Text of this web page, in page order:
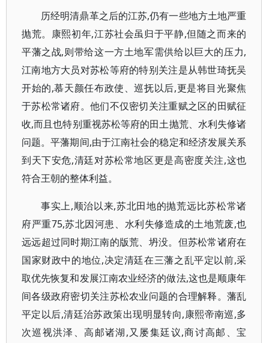
历经明清鼎革之后的江苏,仍有一些地方土地严重
抛荒。康熙初年,江苏社会虽归于平静,但随之而来的
平藩之战,则带给这一方土地军需供给以巨大的压力,
江南地方大员对苏松等府的特别关注是从韩世琦抚吴
开始的,慕天颜任布政使、巡抚以后,更是将目光聚焦
于苏松常诸府。他们不仅密切关注重赋之区的田赋征
收,而且也特别重视苏松等府的田土抛荒、水利失修诸
问题。平藩期间,由于江南社会的稳定和经济发展关系
到天下安危,清廷对苏松常地区更是高密度关注,这也
符合王朝的整体利益。
事实上,顺治以来,苏北田地的抛荒远比苏松常诸
府严重75,苏北因河患、水利失修造成的土地荒废,也
远远超过同时期江南的版荒、坍没。但苏松常诸府在
国家财政中的地位,决定清廷在三藩之乱平定以前,采
取优先恢复和发展江南农业经济的做法,这也是顺康年
间各级政府密切关注苏松农业问题的合理解释。藩乱
平定以后,清廷治苏政策出现明显转向,康熙帝南巡,多
次巡视洪泽、高邮诸湖,又屡集廷议,商讨高邮、宝